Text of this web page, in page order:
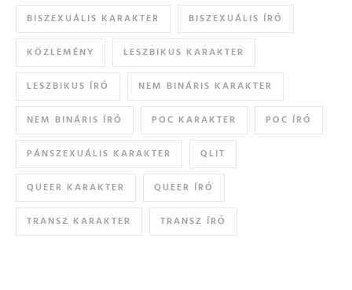
BISZEXUÁLIS KARAKTER BISZEXUÁLIS ÍRÓ
KÖZLEMÉNY LESZBIKUS KARAKTER
LESZBIKUS ÍRÓ NEM BINÁRIS KARAKTER
NEM BINÁRIS ÍRÓ POC KARAKTER POC ÍRÓ
PÁNSZEXUÁLIS KARAKTER QLIT
QUEER KARAKTER QUEER ÍRÓ
TRANSZ KARAKTER TRANSZ ÍRÓ